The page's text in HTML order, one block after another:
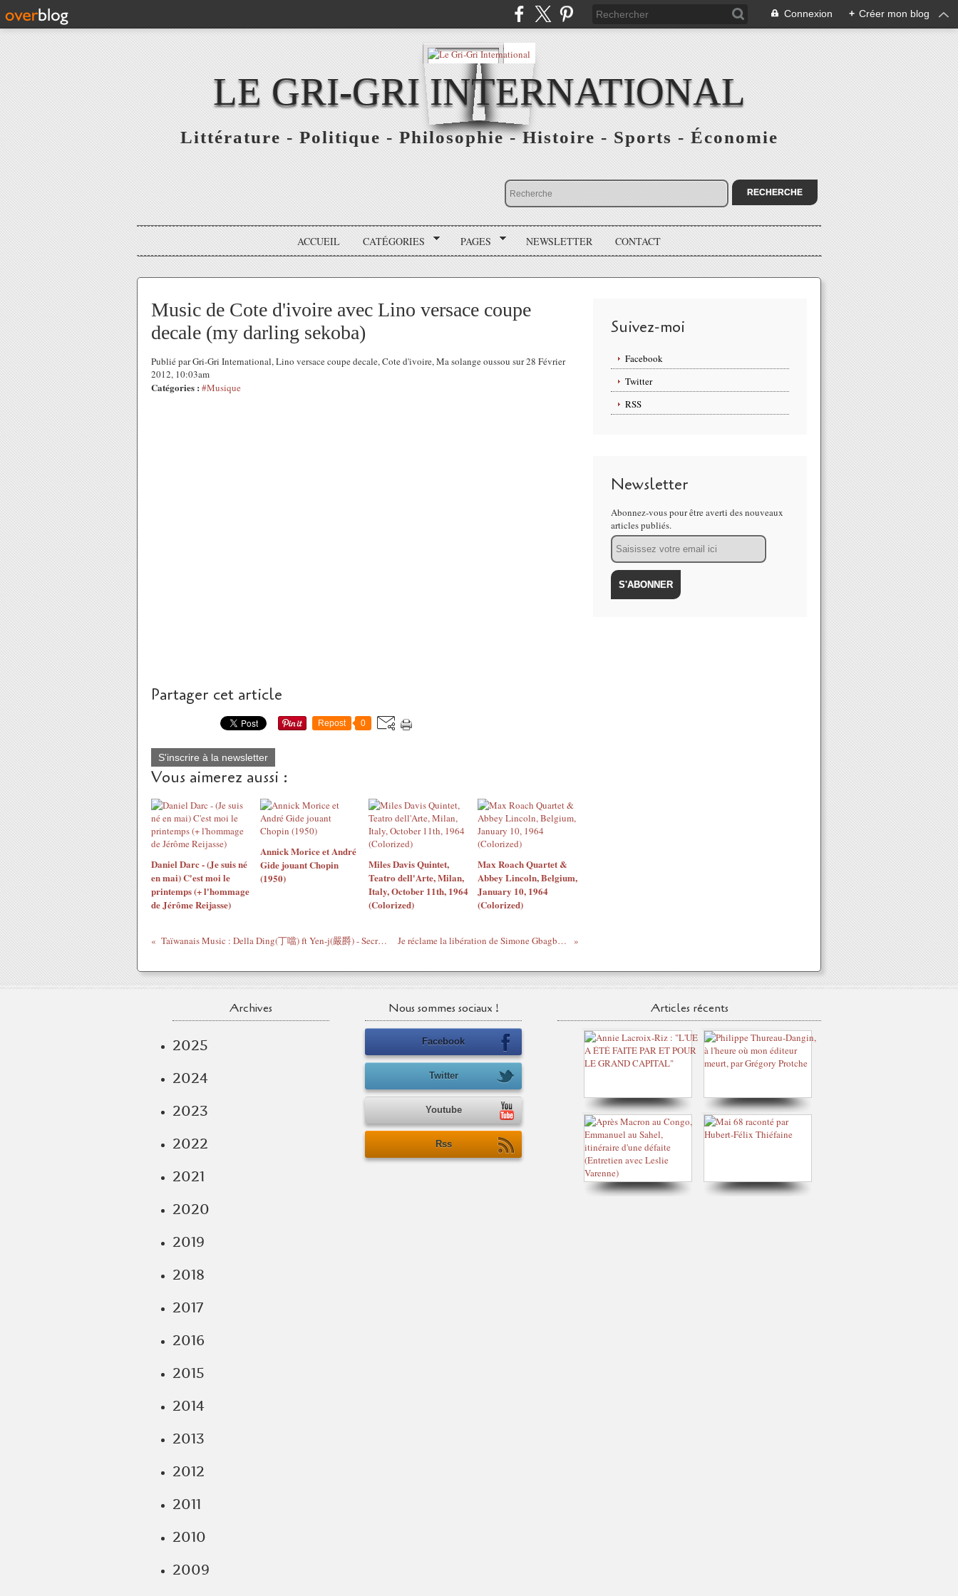
Connexion + Créer mon blog
LE GRI-GRI INTERNATIONAL
Littérature - Politique - Philosophie - Histoire - Sports - Économie
ACCUEIL CATÉGORIES PAGES NEWSLETTER CONTACT
Music de Cote d'ivoire avec Lino versace coupe
decale (my darling sekoba)
Publié par Gri-Gri International, Lino versace coupe decale, Cote d'ivoire, Ma solange oussou sur 28 Février
2012, 10:03am
Catégories : #Musique
Partager cet article
Repost 0
S'inscrire à la newsletter
Vous aimerez aussi :
Daniel Darc - (Je suis né
en mai) C'est moi le
printemps (+ l'hommage
de Jérôme Reijasse)
Annick Morice et André
Gide jouant Chopin
(1950)
Miles Davis Quintet,
Teatro dell'Arte, Milan,
Italy, October 11th, 1964
(Colorized)
Max Roach Quartet &
Abbey Lincoln, Belgium,
January 10, 1964
(Colorized)
Taïwanais Music : Della Ding(丁噹) ft Yen-j(嚴爵) - Secretly... Je réclame la libération de Simone Gbagbo # 3
Suivez-moi
Facebook
Twitter
RSS
Newsletter
Abonnez-vous pour être averti des nouveaux
articles publiés.
Email
Archives
2025
2024
2023
2022
2021
2020
2019
2018
2017
2016
2015
2014
2013
2012
2011
2010
2009
Nous sommes sociaux !
Facebook
Twitter
Youtube
Rss
Articles récents